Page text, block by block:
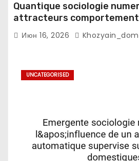
Quantique sociologie
attracteurs
du sommeil en contexte
decisionnelle
Июн 16, 2026 Khozyain_dom
UNCATEGORISED